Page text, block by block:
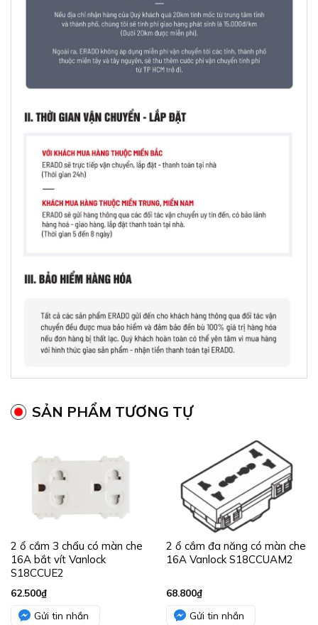
SẢN PHẨM TƯƠNG TỰ
2 ổ cắm 3 chấu có màn che
16A bắt vít Vanlock
S18CCUE2
62.500₫
Gửi tin nhắn
2 ổ cắm đa năng có màn che
16A Vanlock S18CCUAM2
68.800₫
Gửi tin nhắn